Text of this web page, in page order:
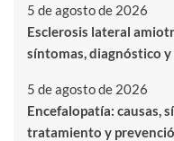
5 de agosto de 2026
Esclerosis lateral
síntomas, diagnóstico
5 de agosto de 2026
Encefalopatía: causas,
tratamiento y